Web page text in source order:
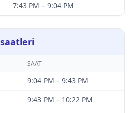
7:43 PM – 9:04 PM
SAAT
9:04 PM – 9:43 PM
9:43 PM – 10:22 PM